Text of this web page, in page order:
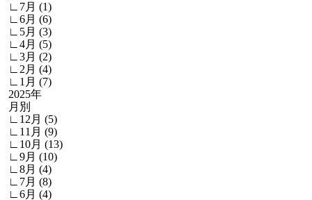
∟7月 (1)
∟6月 (6)
∟5月 (3)
∟4月 (5)
∟3月 (2)
∟2月 (4)
∟1月 (7)
2025年
月別
∟12月 (5)
∟11月 (9)
∟10月 (13)
∟9月 (10)
∟8月 (4)
∟7月 (8)
∟6月 (4)